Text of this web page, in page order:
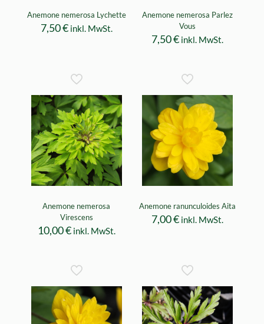
Anemone nemerosa Lychette
7,50€ inkl. MwSt.
Anemone nemerosa Parlez
Vous
7,50€ inkl. MwSt.
Anemone nemerosa
Virescens
10,00€ inkl. MwSt.
Anemone ranunculoides Aita
7,00€ inkl. MwSt.